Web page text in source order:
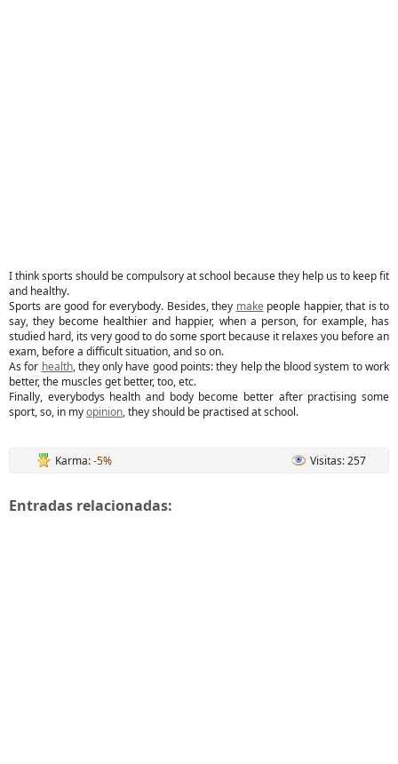
I think sports should be compulsory at school because they help us to keep fit
and healthy.
Sports are good for everybody. Besides, they make people happier, that is to
say, they become healthier and happier, when a person, for example, has
studied hard, its very good to do some sport because it relaxes you before an
exam, before a difficult situation, and so on.
As for health, they only have good points: they help the blood system to work
better, the muscles get better, too, etc.
Finally, everybodys health and body become better after practising some
sport, so, in myopinion, they should be practised at school.
Karma:-5% Visitas: 257
Entradas relacionadas: